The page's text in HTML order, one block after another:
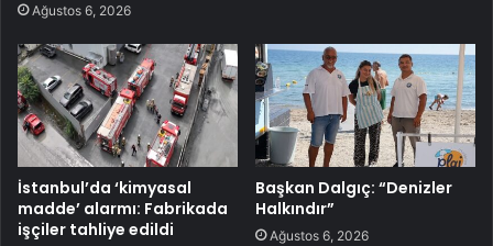
Ağustos 6, 2026
İstanbul’da ‘kimyasal
madde’ alarmı: Fabrikada
işçiler tahliye edildi
Başkan Dalgıç: “Denizler
Halkındır”
Ağustos 6, 2026